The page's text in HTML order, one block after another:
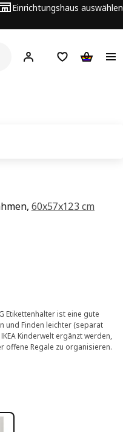
Einrichtungshaus auswählen
Hej! Jetzt anmelden.
Einkaufsliste
60x57x123 cm
Sterne Alle Bewertungen:
Etikettenhalter ist eine gute
und Finden leichter (separat
Kinderwelt ergänzt werden,
offene Regale zu organisieren.